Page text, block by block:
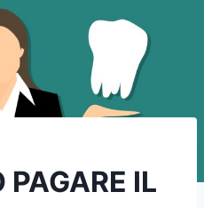
PAGARE IL